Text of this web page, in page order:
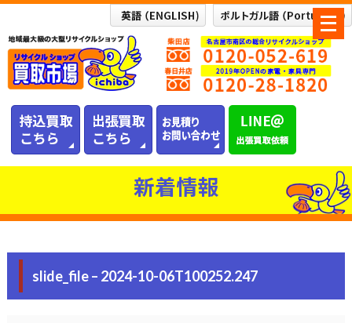
メ
ニ
ュ
ー
新着情報
slide_file – 2024-10-06T100252.247